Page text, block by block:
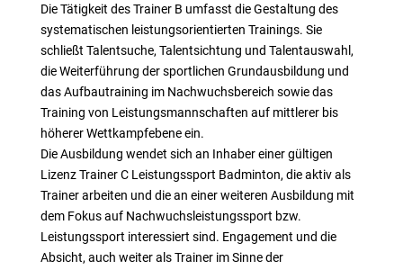
Die Tätigkeit des Trainer B umfasst die Gestaltung des
systematischen leistungsorientierten Trainings. Sie
schließt Talentsuche, Talentsichtung und Talentauswahl,
die Weiterführung der sportlichen Grundausbildung und
das Aufbautraining im Nachwuchsbereich sowie das
Training von Leistungsmannschaften auf mittlerer bis
höherer Wettkampfebene ein.
Die Ausbildung wendet sich an Inhaber einer gültigen
Lizenz Trainer C Leistungssport Badminton, die aktiv als
Trainer arbeiten und die an einer weiteren Ausbildung mit
dem Fokus auf Nachwuchsleistungssport bzw.
Leistungssport interessiert sind. Engagement und die
Absicht, auch weiter als Trainer im Sinne der